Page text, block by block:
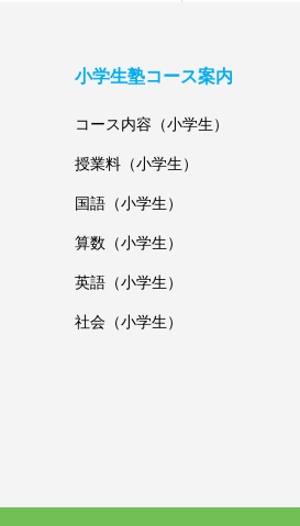
小学生塾コース案内
コース内容（小学生）
授業料（小学生）
国語（小学生）
算数（小学生）
英語（小学生）
社会（小学生）